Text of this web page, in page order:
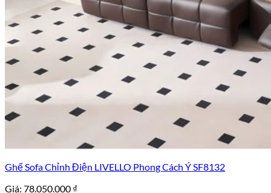
Ghế Sofa Chỉnh Điện LIVELLO Phong Cách Ý SF8132
Giá: 78.050.000 ₫